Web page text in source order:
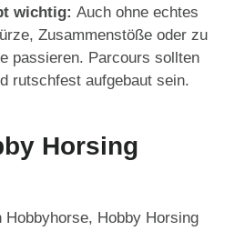
wichtig: Auch ohne echtes
Zusammenstöße oder zu
passieren. Parcours sollten
rutschfest aufgebaut sein.
Horsing
Hobbyhorse, Hobby Horsing